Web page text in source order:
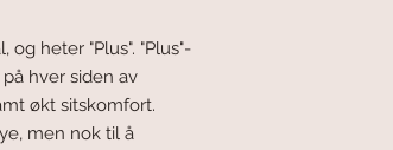
og heter "Plus". "Plus"-
hver siden av
økt sitskomfort.
men nok til å